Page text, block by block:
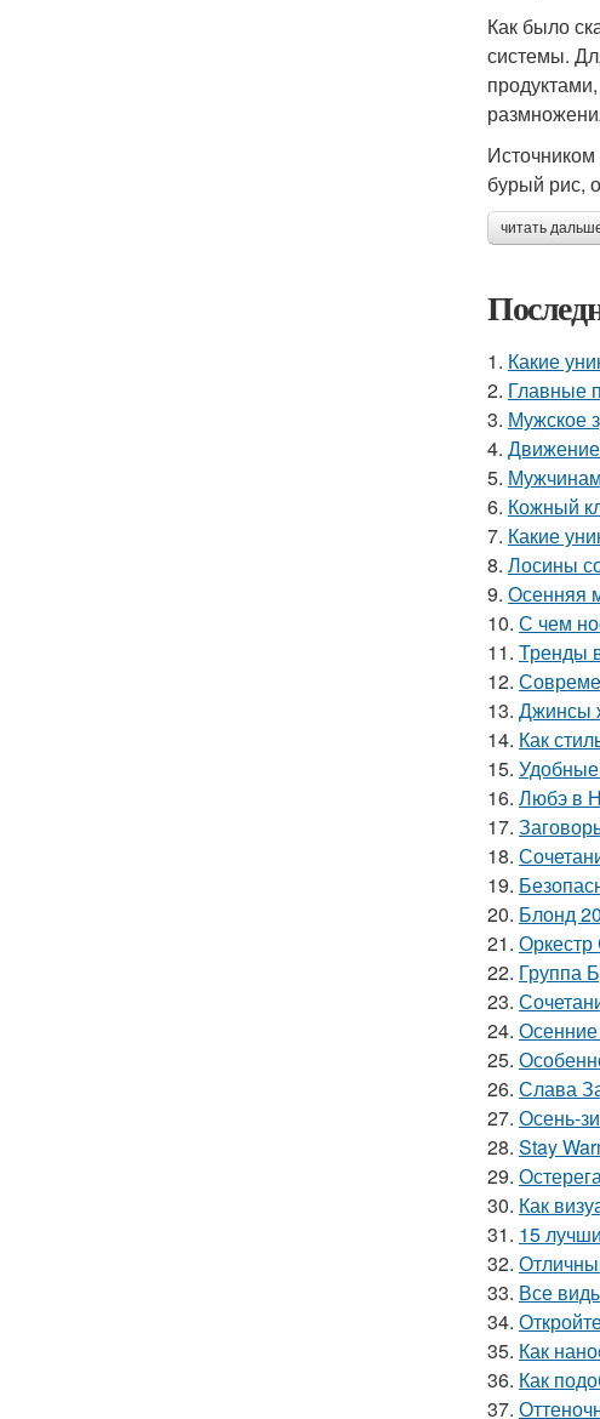
Как было
системы.
бурый рис,
читать
1. Какие
2. Главные
3. Мужское
4. Движение
5.
6. Кожный
7. Какие
8. Лосины
9. Осенняя
10. С чем
11. Тренды
12.
13. Джинсы
14. Как
15. Удобные
16. Любэ в
17.
18.
19.
20. Блонд
21. Оркестр
22. Группа
23.
24. Осенние
25.
26. Слава
27. Осень-
28. Stay
29.
30. Как
31. 15
32.
33. Все
34.
35. Как
36. Как
37.